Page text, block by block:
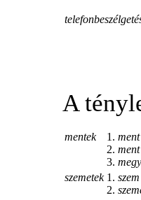
A
mentek 1. ment
2. ment
3. megy
szemetek 1. szem
2.